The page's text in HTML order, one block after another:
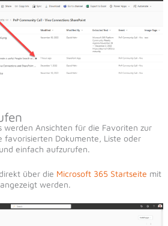
werden Ansichten für die Favoriten zur
favorisierten Dokumente, Liste oder
einfach aufzurufen.
über die Microsoft 365 Startseite mit
werden.